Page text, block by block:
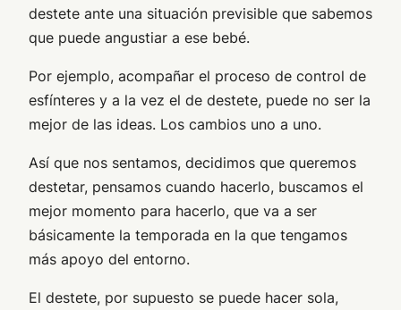
destete ante una situación previsible que sabemos
que puede angustiar a ese bebé.
Por ejemplo, acompañar el proceso de control de
esfínteres y a la vez el de destete, puede no ser la
mejor de las ideas. Los cambios uno a uno.
Así que nos sentamos, decidimos que queremos
destetar, pensamos cuando hacerlo, buscamos el
mejor momento para hacerlo, que va a ser
básicamente la temporada en la que tengamos
más apoyo del entorno.
El destete, por supuesto se puede hacer sola,